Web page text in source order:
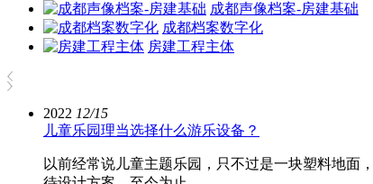
成都声像档案-房建基础
成都档案数字化
房建工程主体
2022 12/15
儿童乐园理当选择什么游乐设备？
以前经常说儿童主题乐园，只不过是一块塑料地面